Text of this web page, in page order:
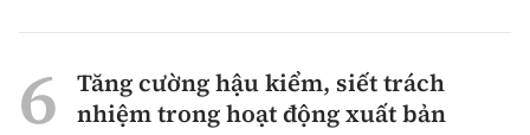
Tăng cường hậu kiểm, siết trách
nhiệm trong hoạt động xuất bản